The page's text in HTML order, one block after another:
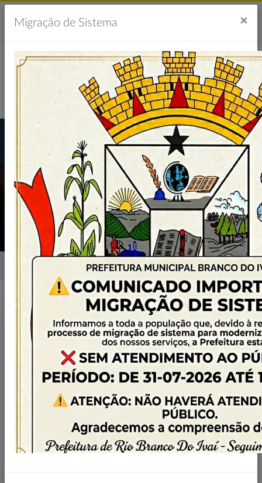
LICITAÇÕES
Licitações
Filtro
MODALIDADE: CHAMADA PÚBLICA
Migração de Sistema ×